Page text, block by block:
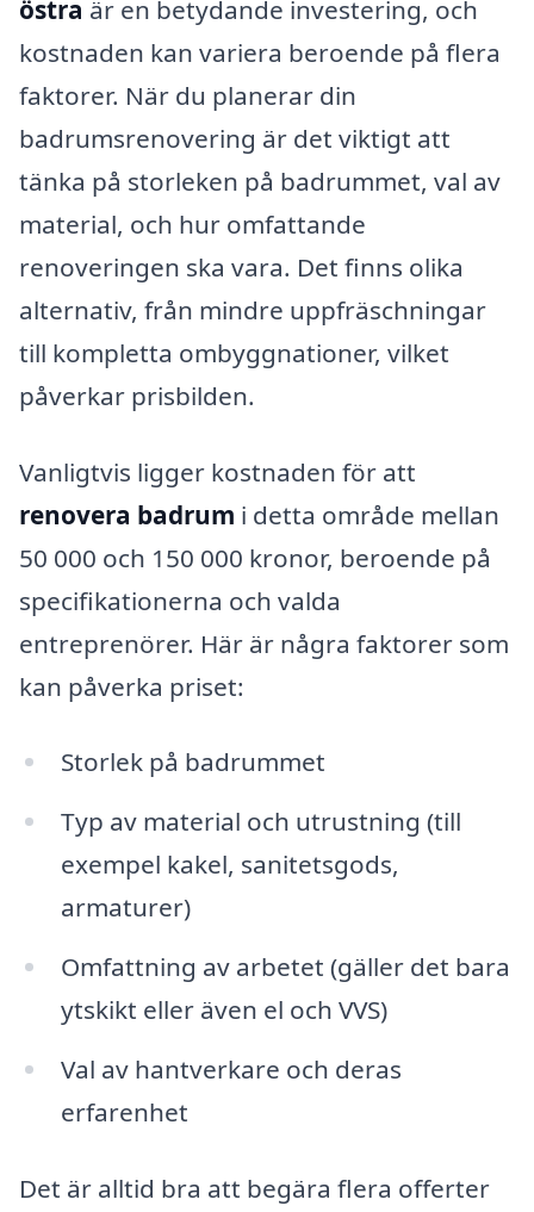
östra är en betydande investering, och
kostnaden kan variera beroende på flera
faktorer. När du planerar din
badrumsrenovering är det viktigt att
tänka på storleken på badrummet, val av
material, och hur omfattande
renoveringen ska vara. Det finns olika
alternativ, från mindre uppfräschningar
till kompletta ombyggnationer, vilket
påverkar prisbilden.
Vanligtvis ligger kostnaden för att
renovera badrum i detta område mellan
50 000 och 150 000 kronor, beroende på
specifikationerna och valda
entreprenörer. Här är några faktorer som
kan påverka priset:
Storlek på badrummet
Typ av material och utrustning (till
exempel kakel, sanitetsgods,
armaturer)
Omfattning av arbetet (gäller det bara
ytskikt eller även el och VVS)
Val av hantverkare och deras
erfarenhet
Det är alltid bra att begära flera offerter